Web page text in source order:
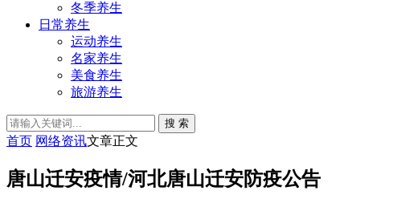
冬季养生
日常养生
运动养生
名家养生
美食养生
旅游养生
搜 索
首页 网络资讯文章正文
唐山迁安疫情/河北唐山迁安防疫公告